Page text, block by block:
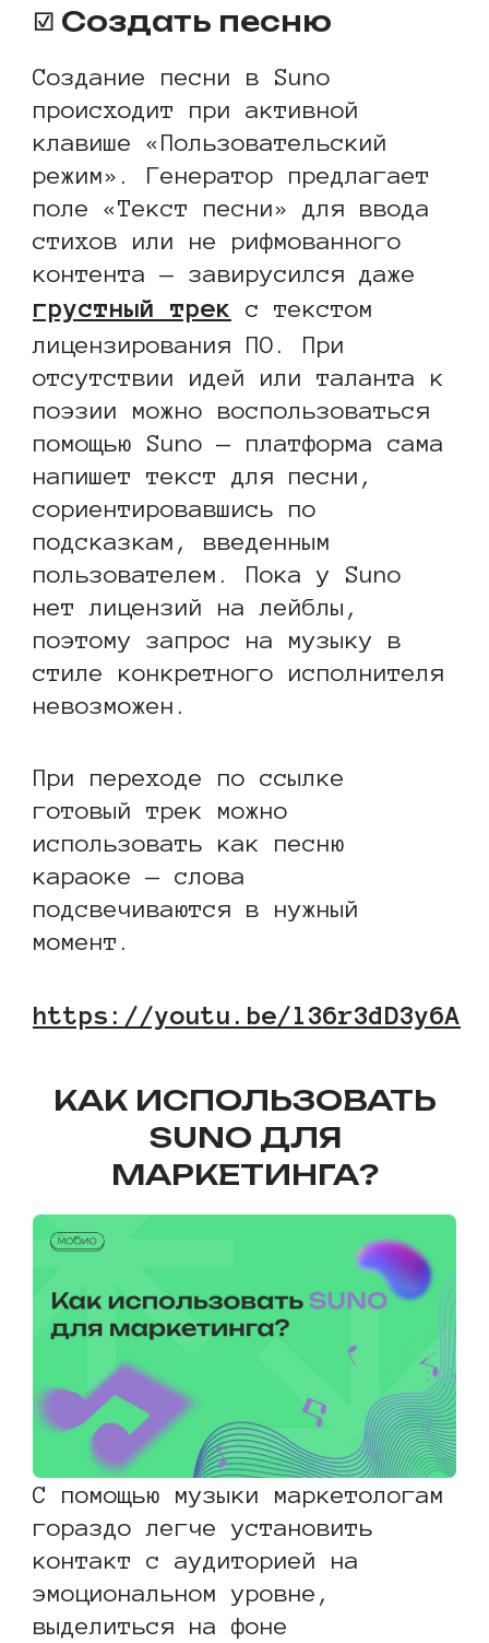
☑ Создать песню
Создание песни в Suno
происходит при активной
клавише «Пользовательский
режим». Генератор предлагает
поле «Текст песни» для ввода
стихов или не рифмованного
контента — завирусился даже
грустный трек с текстом
лицензирования ПО. При
отсутствии идей или таланта к
поэзии можно воспользоваться
помощью Suno — платформа сама
напишет текст для песни,
сориентировавшись по
подсказкам, введенным
пользователем. Пока у Suno
нет лицензий на лейблы,
поэтому запрос на музыку в
стиле конкретного исполнителя
невозможен.
При переходе по ссылке
готовый трек можно
использовать как песню
караоке — слова
подсвечиваются в нужный
момент.
https://youtu.be/l36r3dD3y6A
КАК ИСПОЛЬЗОВАТЬ
SUNO ДЛЯ
МАРКЕТИНГА?
С помощью музыки маркетологам
гораздо легче установить
контакт с аудиторией на
эмоциональном уровне,
выделиться на фоне